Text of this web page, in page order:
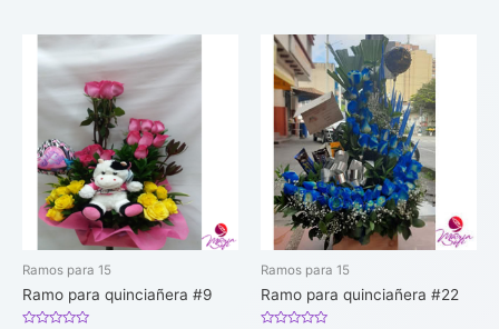
Ramos para 15
Ramo para quinciañera #9
Ramos para 15
Ramo para quinciañera #22